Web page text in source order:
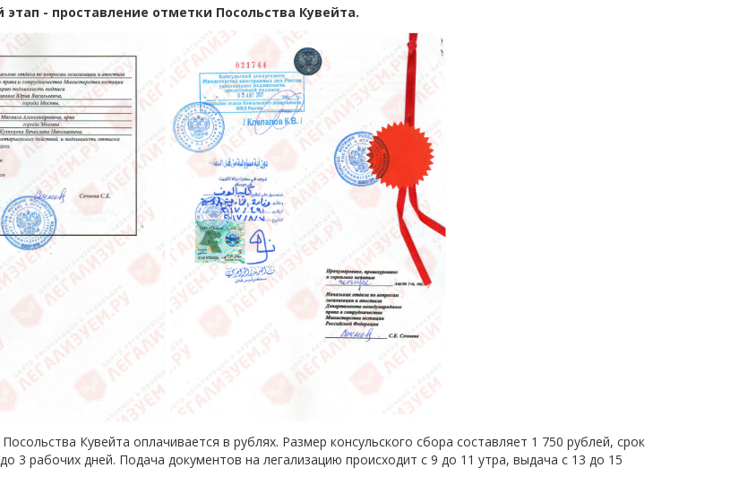
- проставление отметки Посольства Кувейта.
Кувейта оплачивается в рублях. Размер консульского сбора составляет 1 750 рублей, срок
3 рабочих дней. Подача документов на легализацию происходит с 9 до 11 утра, выдача с 13 до 15